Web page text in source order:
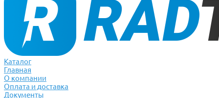
Каталог
Главная
О компании
Оплата и доставка
Документы